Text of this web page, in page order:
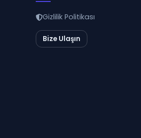
Gizlilik Politikası
Bize Ulaşın